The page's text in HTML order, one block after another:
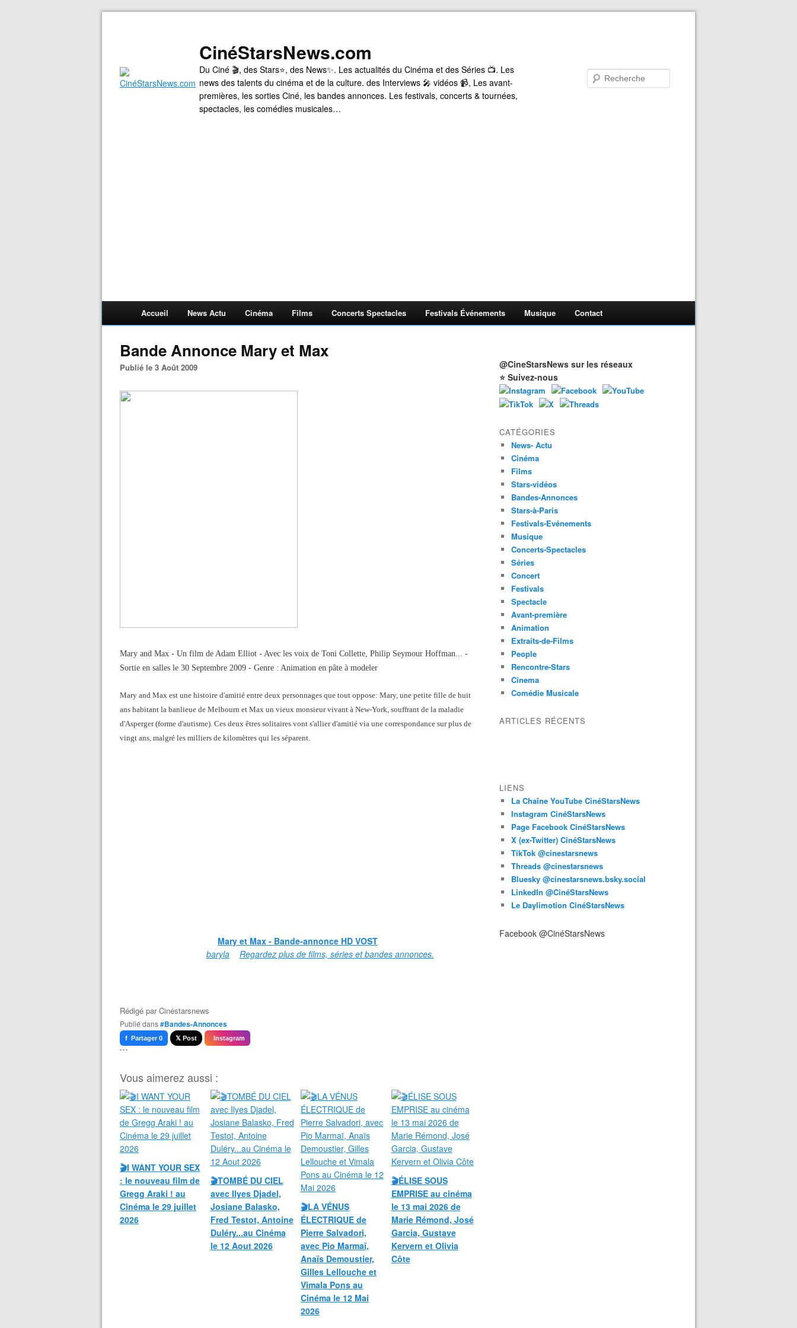
CinéStarsNews.com
Du Ciné 🎬, des Stars⭐, des News✨. Les actualités du Cinéma et des Séries 📺. Les
news des talents du cinéma et de la culture. des Interviews 🎤 vidéos 📹, Les avant-
premières, les sorties Ciné, les bandes annonces. Les festivals, concerts & tournées,
spectacles, les comédies musicales…
Accueil News Actu Cinéma Films Concerts Spectacles Festivals Événements Musique Contact
Bande Annonce Mary et Max
Publié le 3 Août 2009
Mary and Max - Un film de Adam Elliot - Avec les voix de Toni Collette, Philip Seymour Hoffman... -
Sortie en salles le 30 Septembre 2009 - Genre : Animation en pâte à modeler
Mary and Max est une histoire d'amitié entre deux personnages que tout oppose: Mary, une petite fille de huit
ans habitant la banlieue de Melbourn et Max un vieux monsieur vivant à New-York, souffrant de la maladie
d'Asperger (forme d'autisme). Ces deux êtres solitaires vont s'allier d'amitié via une correspondance sur plus de
vingt ans, malgré les milliers de kilomètres qui les séparent.
Mary et Max - Bande-annonce HD VOST
baryla. - Regardez plus de films, séries et bandes annonces.
Rédigé parCinéstarsnews
Publié dans#Bandes-Annonces
f Partager 0 𝕏 Post Instagram
```
Vous aimerez aussi :
🎬I WANT YOUR SEX
: le nouveau film de
Gregg Araki ! au
Cinéma le 29 juillet
2026
🎬TOMBÉ DU CIEL
avec Ilyes Djadel,
Josiane Balasko,
Fred Testot, Antoine
Duléry...au Cinéma
le 12 Aout 2026
🎬LA VÉNUS
ÉLECTRIQUE de
Pierre Salvadori,
avec Pio Marmaï,
Anaïs Demoustier,
Gilles Lellouche et
Vimala Pons au
Cinéma le 12 Mai
2026
🎬ÉLISE SOUS
EMPRISE au cinéma
le 13 mai 2026 de
Marie Rémond, José
Garcia, Gustave
Kervern et Olivia
Côte
@CineStarsNews sur les réseaux
⭐ Suivez-nous
CATÉGORIES
News- Actu
Cinéma
Films
Stars-vidéos
Bandes-Annonces
Stars-à-Paris
Festivals-Evénements
Musique
Concerts-Spectacles
Séries
Concert
Festivals
Spectacle
Avant-première
Animation
Extraits-de-Films
People
Rencontre-Stars
Cinema
Comédie Musicale
ARTICLES RÉCENTS
LIENS
La Chaîne YouTube CinéStarsNews
Instagram CinéStarsNews
Page Facebook CinéStarsNews
X (ex-Twitter) CinéStarsNews
TikTok @cinestarsnews
Threads @cinestarsnews
Bluesky @cinestarsnews.bsky.social‬
LinkedIn @CinéStarsNews
Le Daylimotion CinéStarsNews
Facebook @CinéStarsNews